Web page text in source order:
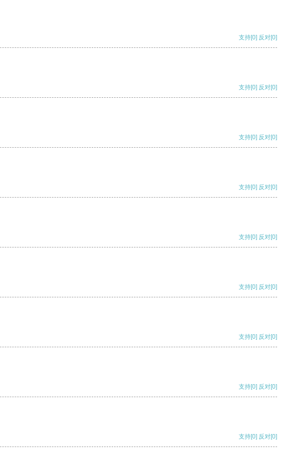
支持[0] 反对[0]
支持[0] 反对[0]
支持[0] 反对[0]
支持[0] 反对[0]
支持[0] 反对[0]
支持[0] 反对[0]
支持[0] 反对[0]
支持[0] 反对[0]
支持[0] 反对[0]